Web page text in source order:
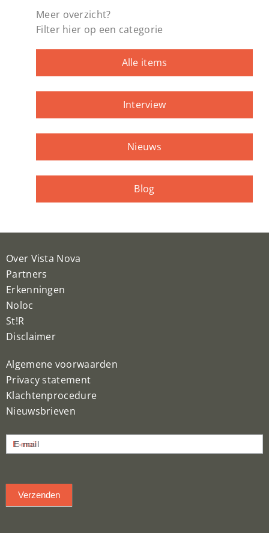
Meer overzicht?
Filter hier op een categorie
Alle items
Interview
Nieuws
Blog
Over Vista Nova
Partners
Erkenningen
Noloc
St!R
Disclaimer
Algemene voorwaarden
Privacy statement
Klachtenprocedure
Nieuwsbrieven
inschrijven
E-mail
Verzenden